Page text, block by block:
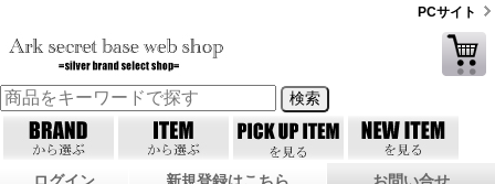
PCサイト